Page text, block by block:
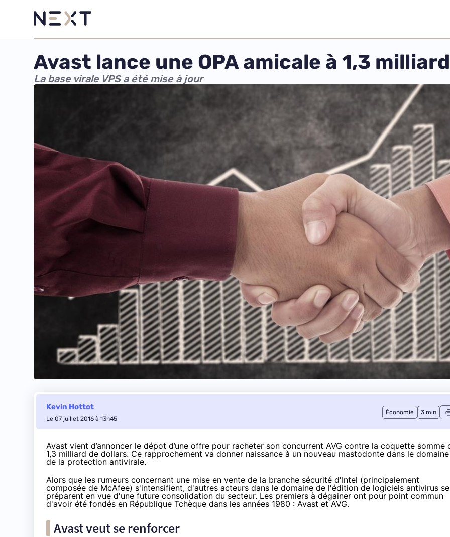
Avast lance une OPA amicale à 1,3
La base virale VPS a été mise à jour
Kevin Hottot
Le 07 juillet 2016 à 13h45
Économie 3 min
Avast vient d’annoncer le dépot d’une offre pour racheter son concurrent AVG contre la coquette somme
1,3 milliard de dollars. Ce rapprochement va donner naissance à un nouveau mastodonte dans le domaine
de la protection antivirale.
Alors que les rumeurs concernant une mise en vente de la branche sécurité d'Intel (principalement
composée de McAfee) s'intensifient, d'autres acteurs dans le domaine de l'édition de logiciels antivirus se
préparent en vue d'une future consolidation du secteur. Les premiers à dégainer ont pour point commun
d'avoir été fondés en République Tchèque dans les années 1980 : Avast et AVG.
Avast veut se renforcer